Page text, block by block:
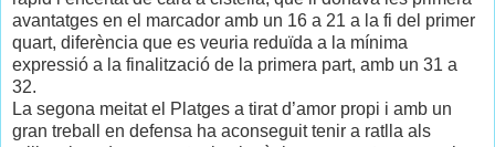
avantatges en el marcador amb un 16 a 21 a la fi del primer
quart, diferència que es veuria reduïda a la mínima
expressió a la finalització de la primera part, amb un 31 a
32.
La segona meitat el Platges a tirat d’amor propi i amb un
gran treball en defensa ha aconseguit tenir a ratlla als